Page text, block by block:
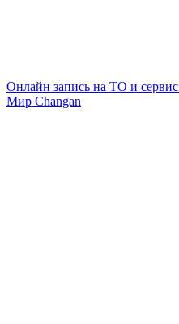
Онлайн запись на ТО и сервис
Мир Changan